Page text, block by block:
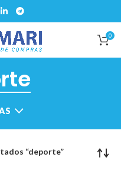
0
“deporte”